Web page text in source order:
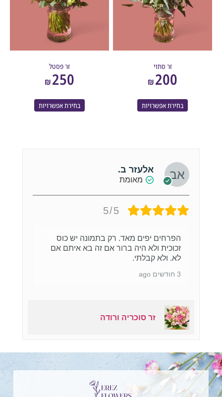
₪
בחירת אפשרויות
₪
בחירת אפשרויות
אלעזר ב.
מאומת
5/5
הפרחים יפים מאד. רק בתמונה יש כוס
זכוכית ולא היה ברור אם זה בא איתם אם
לא. ולא קבלתי.
זר סוכריה ורודה